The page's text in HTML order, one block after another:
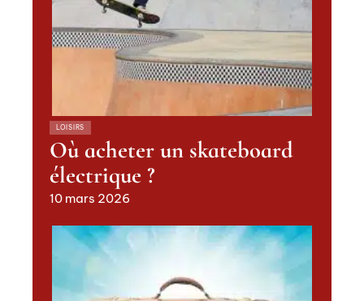
LOISIRS
Où acheter un skateboard
électrique ?
10 mars 2026